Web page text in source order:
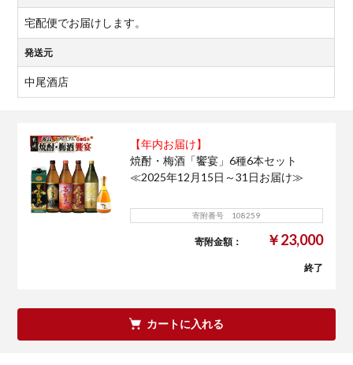
宅配便でお届けします。
発送元
中尾酒店
【年内お届け】
焼酎・梅酒「饗宴」6種6本セット
≪2025年12月15日～31日お届け≫
寄附番号 108259
寄附金額： ￥23,000
終了
カートに入れる